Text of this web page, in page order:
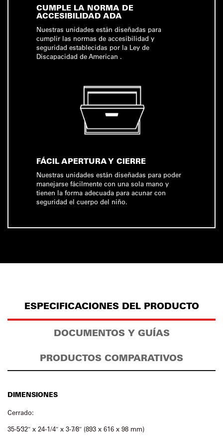
CUMPLE LA NORMA DE
ACCESIBILIDAD ADA
Nuestras unidades están diseñadas para
cumplir las normas de accesibilidad y
seguridad establecidas por la Ley de
Discapacidad de American .
FÁCIL APERTURA Y CIERRE
Nuestras unidades están diseñadas para poder
manejarse fácilmente con una sola mano y
tienen la forma adecuada para acunar con
seguridad el cuerpo del niño.
ESPECIFICACIONES DEL PRODUCTO
DOCUMENTOS Y GUÍAS
PRODUCTOS COMPARATIVOS
DIMENSIONES
Cerrado:
35-5⁄32″ x 24-1/4″ x 3-7⁄8″ (893 x 616 x 98 mm)